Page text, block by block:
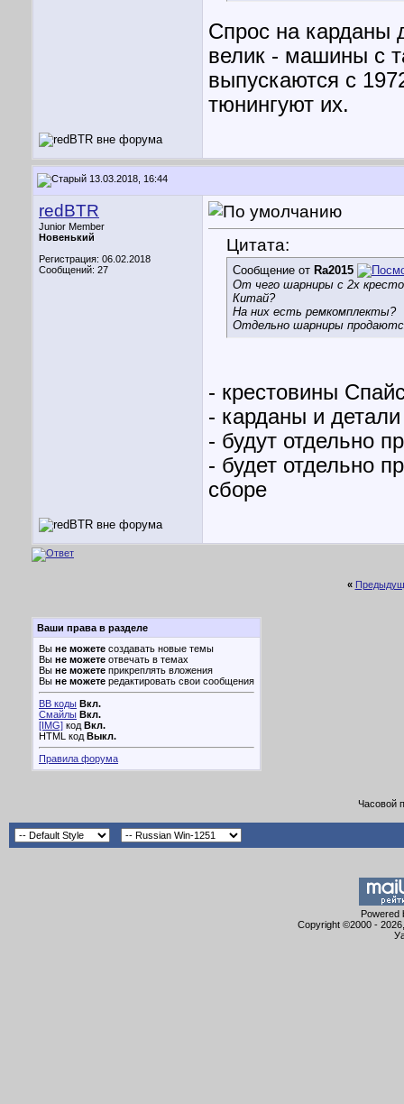
Спрос на карданы
велик - машины с
выпускаются с
тюнингуют их.
13.03.2018, 16:44
redBTR
Junior Member
Новенький
Регистрация: 06.02.2018
Сообщений: 27
Цитата:
Сообщение от Ra2015
От чего шарниры с 2х
Китай?
На них есть ремкомплекты?
Отдельно шарниры
- крестовины
- карданы и
- будут отдельно
- будет отдельно
сборе
«
Ваши права в разделе
Вы не можете создавать новые темы
Вы не можете отвечать в темах
Вы не можете прикреплять вложения
Вы не можете редактировать свои сообщения
BB коды Вкл.
Смайлы Вкл.
[IMG] код Вкл.
HTML код Выкл.
Правила форума
Часовой
Powered
Copyright ©2000 -